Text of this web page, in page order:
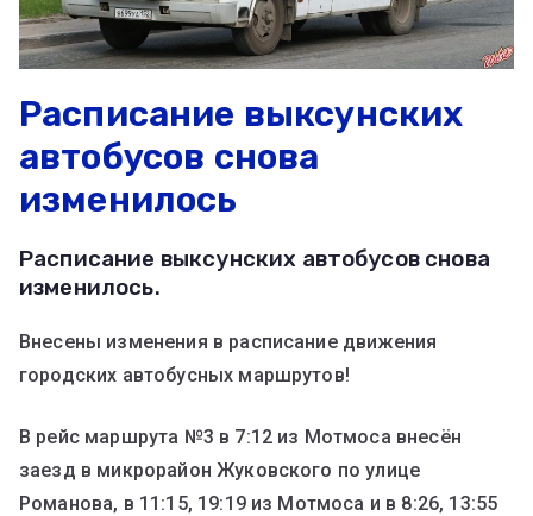
Расписание выксунских
автобусов снова
изменилось
Расписание выксунских автобусов снова
изменилось.
Внесены изменения в расписание движения
городских автобусных маршрутов!
В рейс маршрута №3 в 7:12 из Мотмоса внесён
заезд в микрорайон Жуковского по улице
Романова, в 11:15, 19:19 из Мотмоса и в 8:26, 13:55